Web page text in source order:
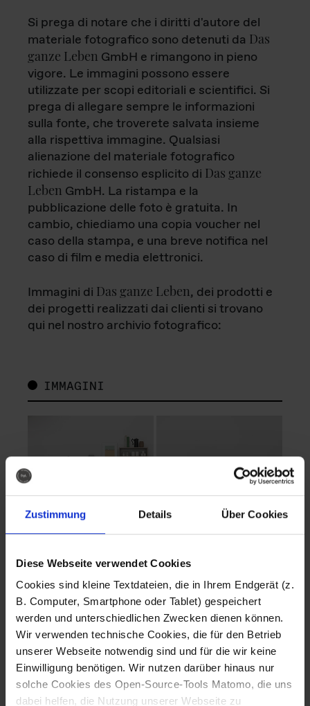
Zustimmung Details Über Cookies
Diese Webseite verwendet Cookies
Cookies sind kleine Textdateien, die in Ihrem Endgerät (z.
B. Computer, Smartphone oder Tablet) gespeichert
werden und unterschiedlichen Zwecken dienen können.
Wir verwenden technische Cookies, die für den Betrieb
unserer Webseite notwendig sind und für die wir keine
Einwilligung benötigen. Wir nutzen darüber hinaus nur
solche Cookies des Open-Source-Tools Matomo, die uns
dabei helfen, die Nutzung unserer Webseite zu
Si prega di notare che i diritti d'autore del
materiale fotografico sono detenuti da Das
ganze Leben GmbH e rimangono in pieno
vigore. Le immagini possono essere
utilizzate per scopi editoriali e scientifici. Si
prega di allegare sempre le informazioni
sulla fonte, che troverete salvata insieme
alla rispettiva immagine. Qualsiasi
alienazione del materiale fotografico
richiede il consenso esplicito di Das ganze
Leben GmbH. La ristampa e la
pubblicazione delle foto è gratuita. In
cambio, chiediamo una copia voucher nel
caso della stampa, e una breve notifica nel
caso di film e media elettronici.
Immagini di Das ganze Leben, dei prodotti e
dei progetti realizzati dai clienti si trovano
qui nel nostro archivio fotografico:
IMMAGINI
Fotografo: Lorenz
Sternbach
Download
Fotografo: Lorenz
Sternbach
Download